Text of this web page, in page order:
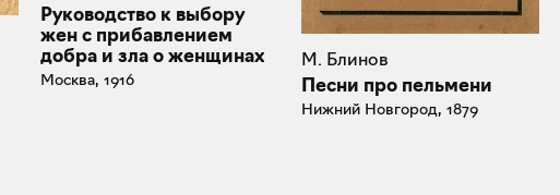
Руководство к выбору
жен с прибавлением
добра и зла о женщинах
Москва, 1916
М. Блинов
Песни про пельмени
Нижний Новгород, 1879